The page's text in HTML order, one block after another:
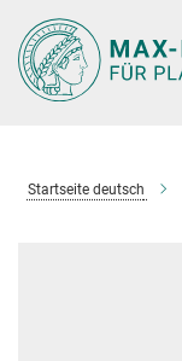
Hauptinhalt
Startseite deutsch